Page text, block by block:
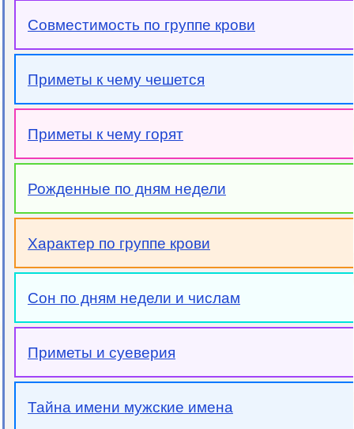
Совместимость по группе крови
Приметы к чему чешется
Приметы к чему горят
Рожденные по дням недели
Характер по группе крови
Сон по дням недели и числам
Приметы и суеверия
Тайна имени мужские имена